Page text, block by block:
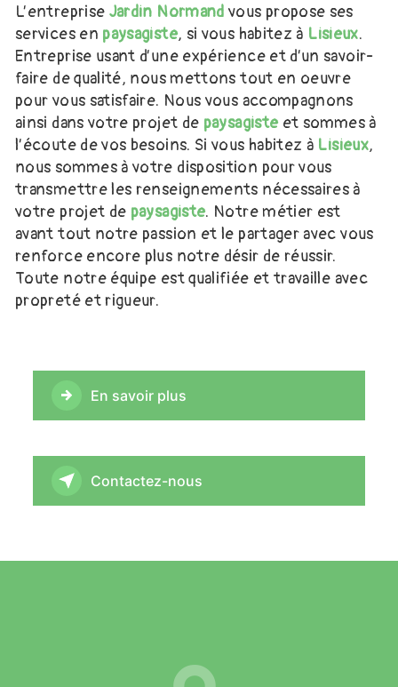
L’entreprise Jardin Normand vous propose ses
services en paysagiste, si vous habitez à Lisieux.
Entreprise usant d’une expérience et d’un savoir-
faire de qualité, nous mettons tout en oeuvre
pour vous satisfaire. Nous vous accompagnons
ainsi dans votre projet de paysagisteet sommes à
l’écoute de vos besoins. Si vous habitez à Lisieux,
nous sommes à votre disposition pour vous
transmettre les renseignements nécessaires à
votre projet de paysagiste. Notre métier est
avant tout notre passion et le partager avec vous
renforce encore plus notre désir de réussir.
Toute notre équipe est qualifiée et travaille avec
propreté et rigueur.
En savoir plus
Contactez-nous